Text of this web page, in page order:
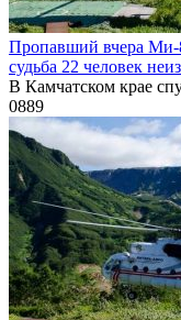
Пропавший вчера Ми-
судьба 22 человек
В Камчатском крае
0889